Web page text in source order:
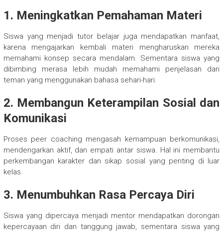
1. Meningkatkan Pemahaman Materi
Siswa yang menjadi tutor belajar juga mendapatkan manfaat,
karena mengajarkan kembali materi mengharuskan mereka
memahami konsep secara mendalam. Sementara siswa yang
dibimbing merasa lebih mudah memahami penjelasan dari
teman yang menggunakan bahasa sehari-hari.
2. Membangun Keterampilan Sosial dan
Komunikasi
Proses peer coaching mengasah kemampuan berkomunikasi,
mendengarkan aktif, dan empati antar siswa. Hal ini membantu
perkembangan karakter dan sikap sosial yang penting di luar
kelas.
3. Menumbuhkan Rasa Percaya Diri
Siswa yang dipercaya menjadi mentor mendapatkan dorongan
kepercayaan diri dan tanggung jawab, sementara siswa yang